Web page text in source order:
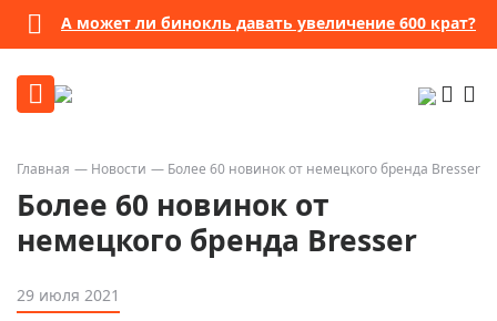
А может ли бинокль давать увеличение 600 крат?
Главная Новости Более 60 новинок от немецкого бренда Bresser
Более 60 новинок от
немецкого бренда Bresser
29 июля 2021